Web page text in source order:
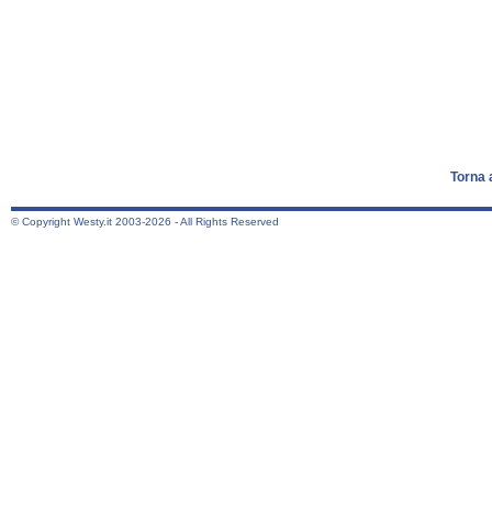
Torna
© Copyright Westy.it 2003-2026 - All Rights Reserved